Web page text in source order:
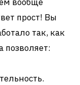
прост! Вы
так, как
позволяет: